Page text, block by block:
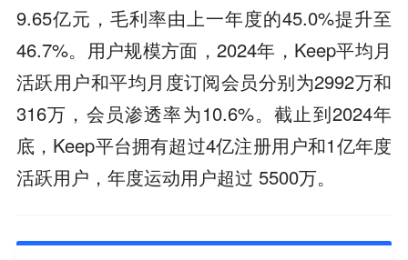
9.65亿元，毛利率由上一年度的45.0%提升至
46.7%。用户规模方面，2024年，Keep平均月
活跃用户和平均月度订阅会员分别为2992万和
316万，会员渗透率为10.6%。截止到2024年
底，Keep平台拥有超过4亿注册用户和1亿年度
活跃用户，年度运动用户超过 5500万。